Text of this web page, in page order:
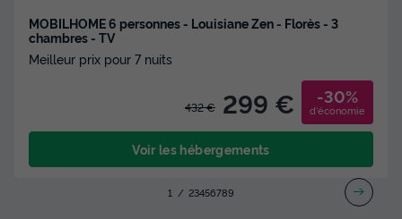
MOBILHOME 6 personnes - Louisiane Zen - Florès - 3
chambres - TV
Meilleur prix pour 7 nuits
432 € 299 € -30%
d'économie
Voir les hébergements
1 23456789